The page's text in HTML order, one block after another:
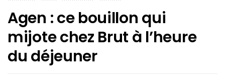
Agen : ce bouillon qui
mijote chez Brut à l’heure
du déjeuner